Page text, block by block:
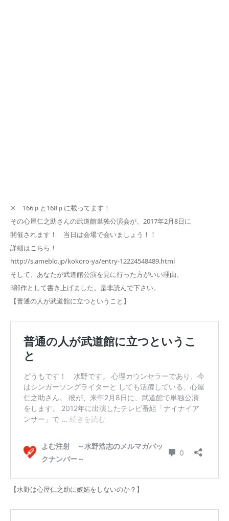
※ 166ｐと168ｐに載ってます！
その心屋仁之助さんの武道館単独公演会が、2017年2月8日に
開催されます！ 当日は会場で会いましょう！！
詳細はこちら！
http://s.ameblo.jp/kokoro-ya/entry-12224548489.html
そして、あなたが武道館公演を見に行った方がいい理由、
3部作として書き上げました。是非読んで下さい。
【普通の人が武道館に立つということ】
【水野は心屋仁之助に嫉妬をしないのか？】